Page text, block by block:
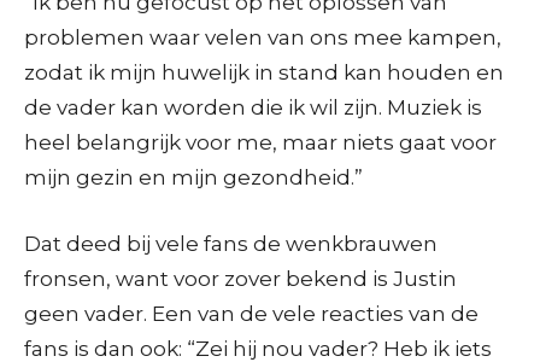
problemen waar velen van ons mee kampen,
zodat ik mijn huwelijk in stand kan houden en
de vader kan worden die ik wil zijn. Muziek is
heel belangrijk voor me, maar niets gaat voor
mijn gezin en mijn gezondheid.”
Dat deed bij vele fans de wenkbrauwen
fronsen, want voor zover bekend is Justin
geen vader. Een van de vele reacties van de
fans is dan ook: “Zei hij nou vader? Heb ik iets